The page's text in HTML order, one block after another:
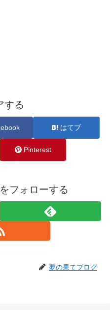
する
はてブ
Pinterest
フォローする
夢の果てブログ